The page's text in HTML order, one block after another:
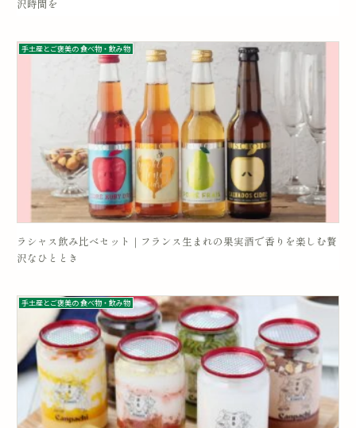
沢時間を
手土産とご褒美の 食べ物・飲み物
ラシャス飲み比べセット｜フランス生まれの果実酒で香りを楽しむ贅
沢なひととき
手土産とご褒美の 食べ物・飲み物